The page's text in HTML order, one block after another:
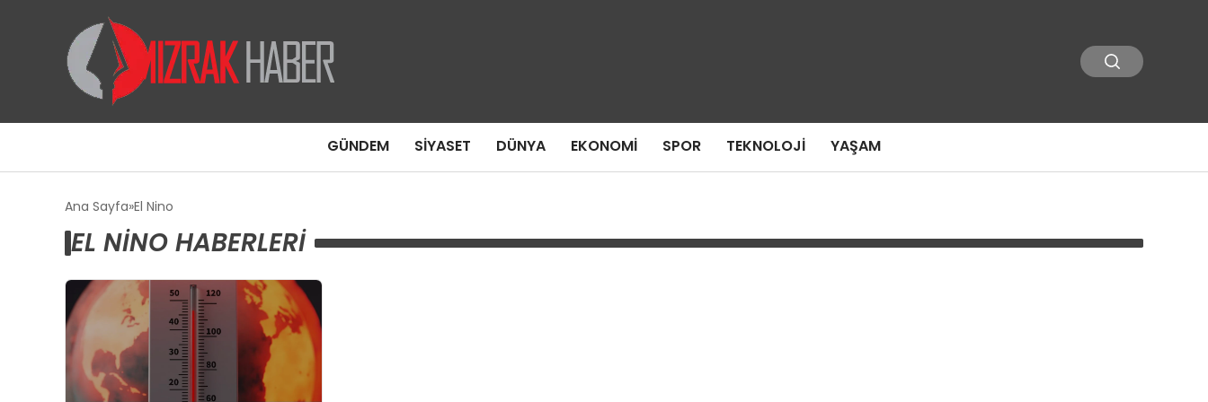
GÜNDEM SIYASET DÜNYA EKONOMI SPOR TEKNOLOJI YAŞAM
Ana Sayfa El Nino
EL NINO HABERLERI